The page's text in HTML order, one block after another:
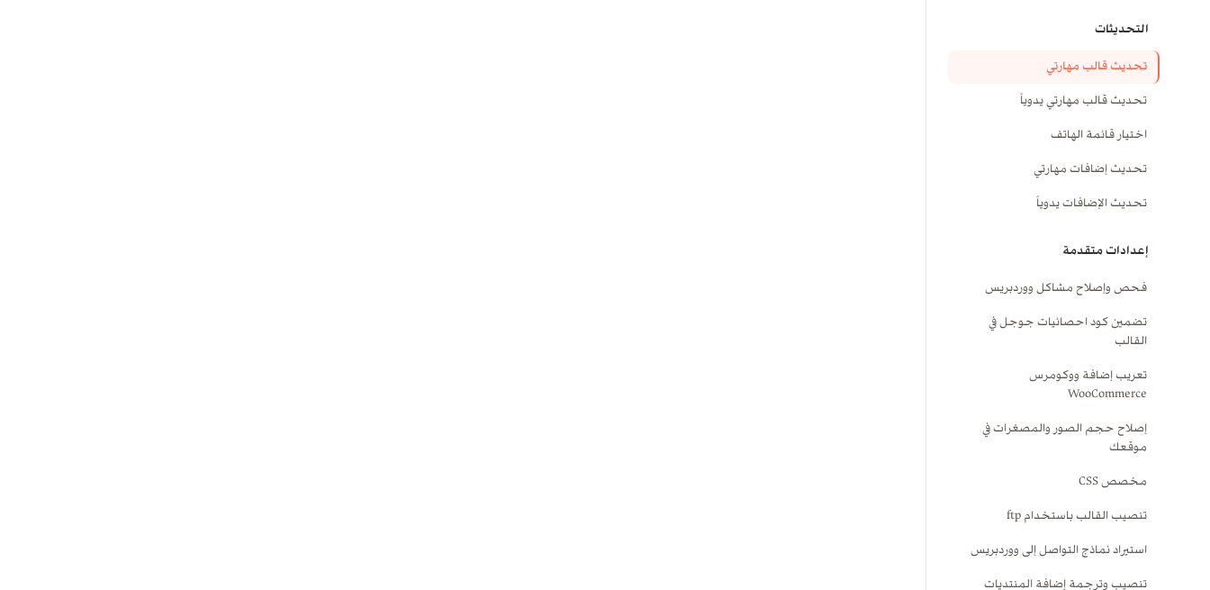
التحديثات
تحديث قالب مهارتي
تحديث قالب مهارتي يدوياً
اختيار قائمة الهاتف
تحديث إضافات مهارتي
تحديث الإضافات يدوياً
إعدادات متقدمة
فحص وإصلاح مشاكل ووردبريس
تضمين كود احصائيات جوجل في
القالب
تعريب إضافة ووكومرس
WooCommerce
إصلاح حجم الصور والمصغرات في
موقعك
مخصص CSS
تنصيب القالب باستخدام ftp
استيراد نماذج التواصل إلى ووردبريس
تنصيب وترجمة إضافة المنتديات